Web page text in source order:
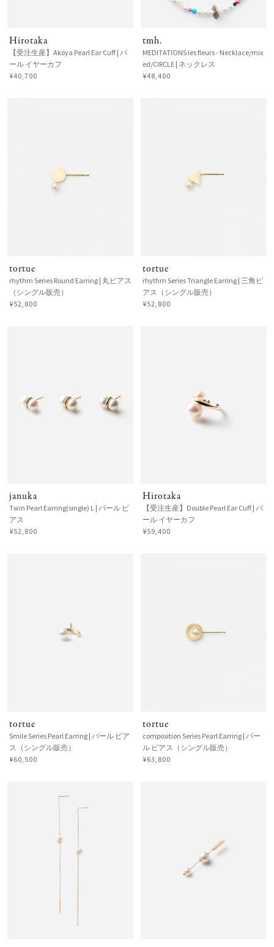
Hirotaka
【受注生産】Akoya Pearl Ear Cuff | パ
ール イヤーカフ
¥40,700
tmh.
MEDITATIONS les fleurs - Necklace/mix
ed/CIRCLE | ネックレス
¥48,400
tortue
rhythm Series Round Earring | 丸ピアス
（シングル販売）
¥52,800
tortue
rhythm Series Triangle Earring | 三角ピ
アス（シングル販売）
¥52,800
januka
Twin Pearl Earring(single) L | パール ピ
アス
¥52,800
Hirotaka
【受注生産】Double Pearl Ear Cuff | パ
ール イヤーカフ
¥59,400
tortue
Smile Series Pearl Earring | パール ピア
ス（シングル販売）
¥60,500
tortue
composition Series Pearl Earring | パー
ル ピアス（シングル販売）
¥63,800